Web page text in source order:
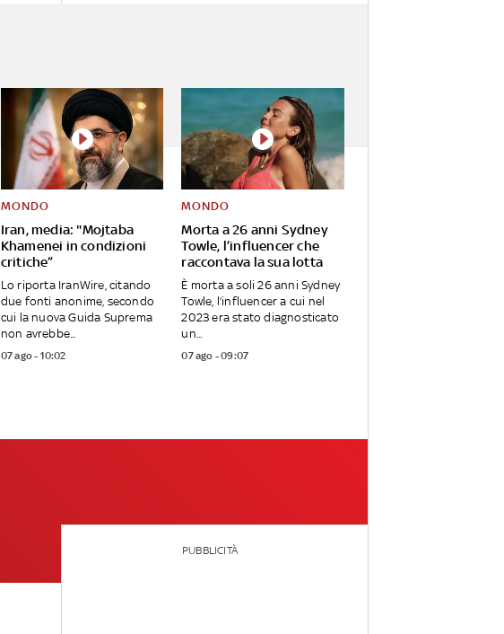
Iran, media: "Mojtaba
Khamenei in condizioni
critiche”
MONDO
Lo riporta IranWire, citando
due fonti anonime, secondo
cui la nuova Guida Suprema
non avrebbe...
07 ago - 10:02
Morta a 26 anni Sydney
Towle, l’influencer che
raccontava la sua lotta
MONDO
È morta a soli 26 anni Sydney
Towle, l’influencer a cui nel
2023 era stato diagnosticato
un...
07 ago - 09:07
PUBBLICITÀ